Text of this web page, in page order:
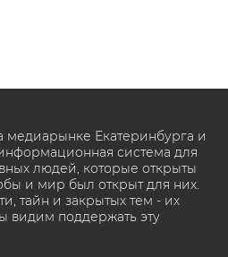
медиарынке Екатеринбурга и
система для
людей, которые открыты
и мир был открыт для них.
тайн и закрытых тем - их
видим поддержать эту